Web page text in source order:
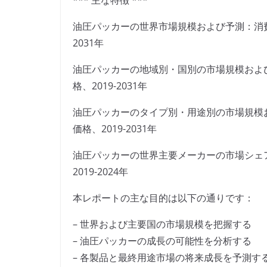
油圧パッカーの世界市場規模および予測：
2031年
油圧パッカーの地域別・国別の市場規模お
格、2019-2031年
油圧パッカーのタイプ別・用途別の市場規
価格、2019-2031年
油圧パッカーの世界主要メーカーの市場シ
2019-2024年
本レポートの主な目的は以下の通りです：
– 世界および主要国の市場規模を把握する
– 油圧パッカーの成長の可能性を分析する
– 各製品と最終用途市場の将来成長を予測す